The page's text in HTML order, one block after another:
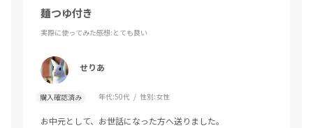
麺つゆ付き
実際に使ってみた感想:とても良い
せりあ
購入確認済み 年代:50代 性別:女性
お中元として、お世話になった方へ送りました。